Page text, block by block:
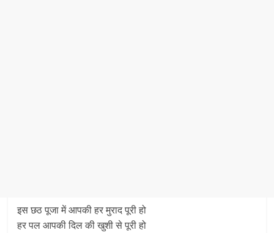
इस छठ पूजा में आपकी हर मुराद पूरी हो
हर पल आपकी दिल की खुशी से पूरी हो